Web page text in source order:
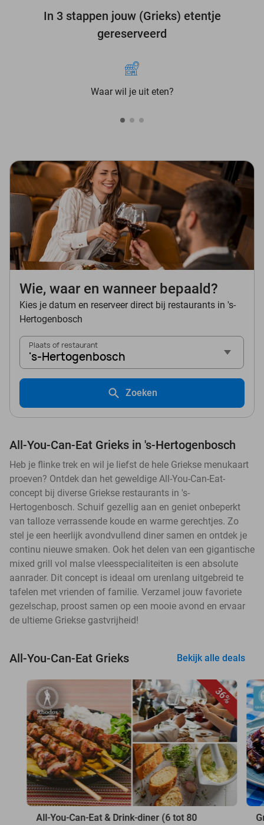
In 3 stappen jouw (Grieks) etentje
gereserveerd
Waar wil je uit eten?
Wie, waar en wanneer bepaald?
Kies je datum en reserveer direct bij restaurants in 's-
Hertogenbosch
Plaats of restaurant
's-Hertogenbosch
Zoeken
All-You-Can-Eat Grieks in 's-Hertogenbosch
Heb je flinke trek en wil je liefst de hele Griekse menukaart
proeven? Ontdek dan het geweldige All-You-Can-Eat-
concept bij diverse Griekse restaurants in 's-
Hertogenbosch. Schuif gezellig aan en geniet onbeperkt
van talloze verrassende koude en warme gerechtjes. Zo
stel je een heerlijk avondvullend diner samen en ontdek je
continu nieuwe smaken. Ook het delen van een gigantische
mixed grill vol malse vleesspecialiteiten is een absolute
aanrader. Dit concept is ideaal om urenlang uitgebreid te
tafelen met vrienden of familie. Verzamel jouw favoriete
gezelschap, proost samen op een mooie avond en ervaar
de ultieme Griekse gastvrijheid!
All-You-Can-Eat Grieks Bekijk alle deals
36%
All-You-Can-Eat & Drink-diner (6 tot 80